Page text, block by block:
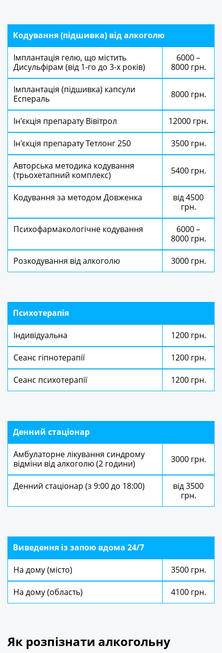
Кодування (підшивка) від алкоголю
Імплантація гелю, що містить
Дисульфірам (від 1-го до 3-х років)
6000 –
8000 грн.
Імплантація (підшивка) капсули
Еспераль
8000 грн.
Ін'єкція препарату Вівітрол 12000 грн.
Ін'єкція препарату Тетлонг 250 3500 грн.
Авторська методика кодування
(трьохетапний комплекс)
5400 грн.
Кодування за методом Довженка
від 4500
грн.
Психофармакологічне кодування
6000 –
8000 грн.
Розкодування від алкоголю 3000 грн.
Психотерапія
Індивідуальна 1200 грн.
Сеанс гіпнотерапії 1200 грн.
Сеанс психотерапії 1200 грн.
Денний стаціонар
Амбулаторне лікування синдрому
відміни від алкоголю (2 години)
3000 грн.
Денний стаціонар (з 9:00 до 18:00)
від 3500
грн.
Виведення із запою вдома 24/7
На дому (місто) 3500 грн.
На дому (область) 4100 грн.
Як розпізнати алкогольну